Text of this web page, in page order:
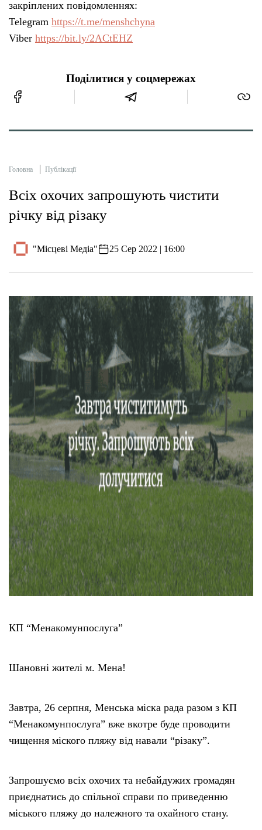
закріплених повідомленнях:
Telegram https://t.me/menshchyna
Viber https://bit.ly/2ACtEHZ
Поділитися у соцмережах
Головна Публікації
Всіх охочих запрошують чистити
річку від різаку
"Місцеві Медіа" 25 Сер 2022 | 16:00
КП “Менакомунпослуга”
Шановні жителі м. Мена!
Завтра, 26 серпня, Менська міска рада разом з КП
“Менакомунпослуга” вже вкотре буде проводити
чищення міского пляжу від навали “різаку”.
Запрошуємо всіх охочих та небайдужих громадян
приєднатись до спільної справи по приведенню
міського пляжу до належного та охайного стану.